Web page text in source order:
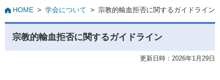
HOME > 学会について > 宗教的輸血拒否に関するガイドライン
宗教的輸血拒否に関するガイドライン
更新日時：2026年1月29日